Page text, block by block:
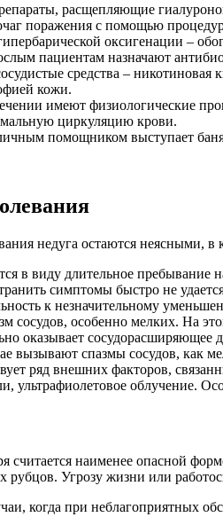
расщепляющие
поражения с помощью
оксигенации –
пациентам назначают
средства –
кожи.
имеют физиологические
циркуляцию крови.
помощником выступает баня
недуга остаются неясными,
в виду длительное пребывание
симптомы быстро не
к незначительному
сосудов, особенно мелких. На
оказывает сосудорасширяющее
вызывают спазмы сосудов, как
ряд внешних факторов,
ультрафиолетовое облучение.
считается наименее опасной
рубцов. Угрозу жизни или
когда при неблагоприятных